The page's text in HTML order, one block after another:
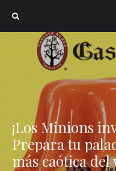
¡Los Minions
Prepara tu
más caótica del